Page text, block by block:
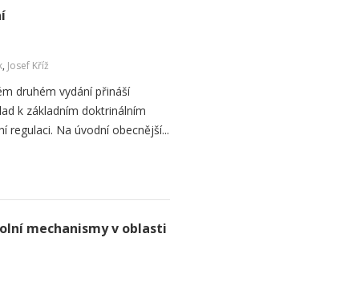
, Josef Kříž
druhém vydání přináší
k základním doktrinálním
regulaci. Na úvodní obecnější...
mechanismy v oblasti